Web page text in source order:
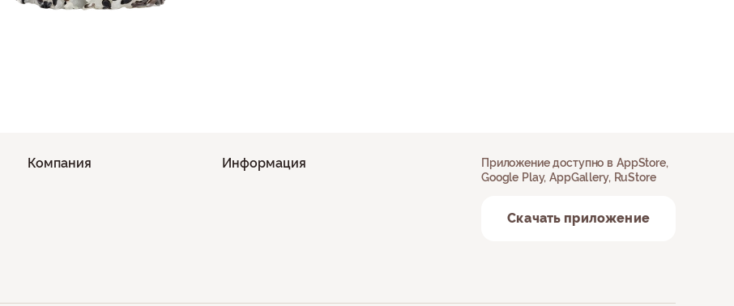
Компания Информация
Приложение доступно в AppStore,
Google Play, AppGallery, RuStore
Скачать приложение